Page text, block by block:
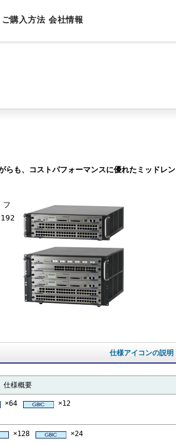
運⽤管理
品
ス
ービス
ン
ご購⼊⽅法 会社情報
は？
らも、コストパフォーマンスに優れたミッドレン
フ
仕様アイコンの説明
仕様概要
×64
×12
×128
×24